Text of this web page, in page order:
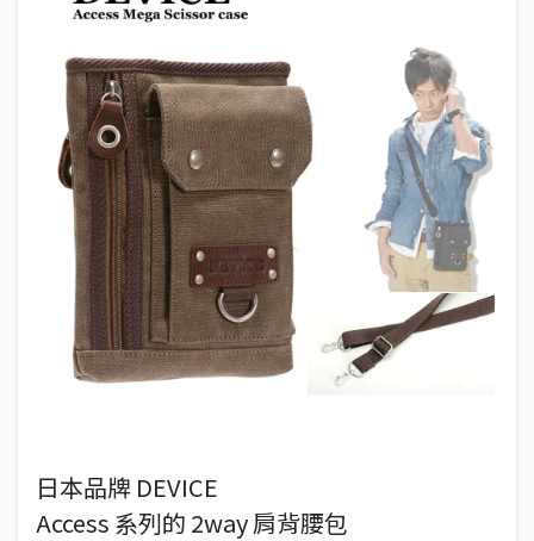
日本品牌 DEVICE
Access 系列的 2way 肩背腰包